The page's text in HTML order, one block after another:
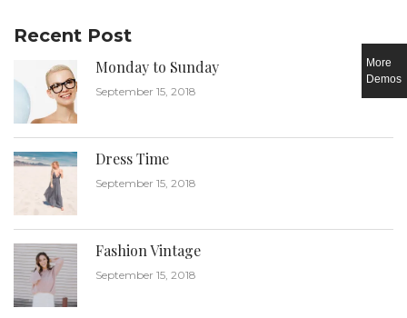
Recent Post
Monday to Sunday
September 15, 2018
Dress Time
September 15, 2018
Fashion Vintage
September 15, 2018
More
Demos